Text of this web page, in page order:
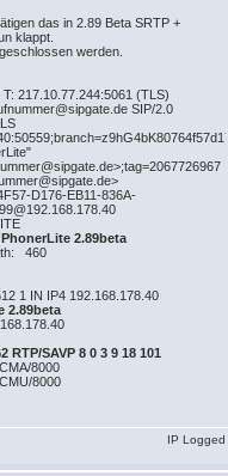
das in 2.89 Beta SRTP +
klappt.
werden.
T: 217.10.77.244:5061 (TLS)
SIP/2.0
D176-EB11-836A-
2.89beta
460
1 IN IP4 192.168.178.40
2.89beta
RTP/SAVP 8 0 3 9 18 101
8000
8000
IP Logged